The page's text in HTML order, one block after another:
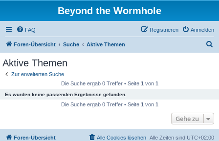
Beyond the Wormhole
FAQ Anmelden
Registrieren
Foren-Übersicht Suche Aktive Themen
Aktive Themen
Zur erweiterten Suche
Die Suche ergab 0 Treffer • Seite 1 von 1
Es wurden keine passenden Ergebnisse gefunden.
Die Suche ergab 0 Treffer • Seite 1 von 1
Gehe zu
Foren-Übersicht Alle Zeiten sind UTC+02:00
Alle Cookies löschen